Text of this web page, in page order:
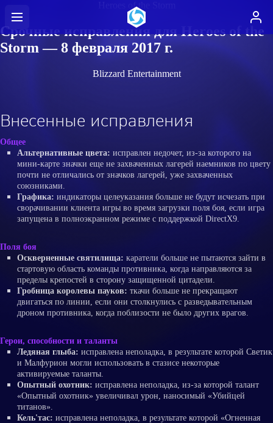
Heroes of the Storm
Срочные исправления для Heroes of the
Storm — 8 февраля 2017 г.
Blizzard Entertainment
Внесенные исправления
Общее
Альтернативные цвета: исправлен недочет, из-за которого на
мини-карте значки еще не захваченных лагерей наемников по цвету
почти не отличались от значков лагерей, уже захваченных
союзниками.
Графика: индикаторы целеуказания больше не будут исчезать при
сворачивании клиента игры во время загрузки поля боя, если игра
запущена в полноэкранном режиме с поддержкой DirectX9.
Поля боя
Оскверненные святилища: каратели больше не пытаются зайти в
стартовую область команды противника, когда направляются за
пределы крепостей в сторону защищенной цитадели.
Гробница королевы пауков: ткачи больше не прекращают
двигаться по линии, если они столкнулись с разведывательным
дроном противника, когда поблизости не было других врагов.
Герои, способности и таланты
Ледяная глыба: исправлена неполадка, в результате которой Светик
и Малфурион могли использовать в стазисе некоторые
активируемые таланты.
Опытный охотник: исправлена неполадка, из-за которой талант
«Опытный охотник» увеличивал урон, наносимый «Убийцей
титанов».
Кель'тас: исправлена неполадка, в результате которой «Огненная